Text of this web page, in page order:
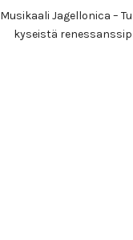
Musikaali Jagellonica –
kyseistä